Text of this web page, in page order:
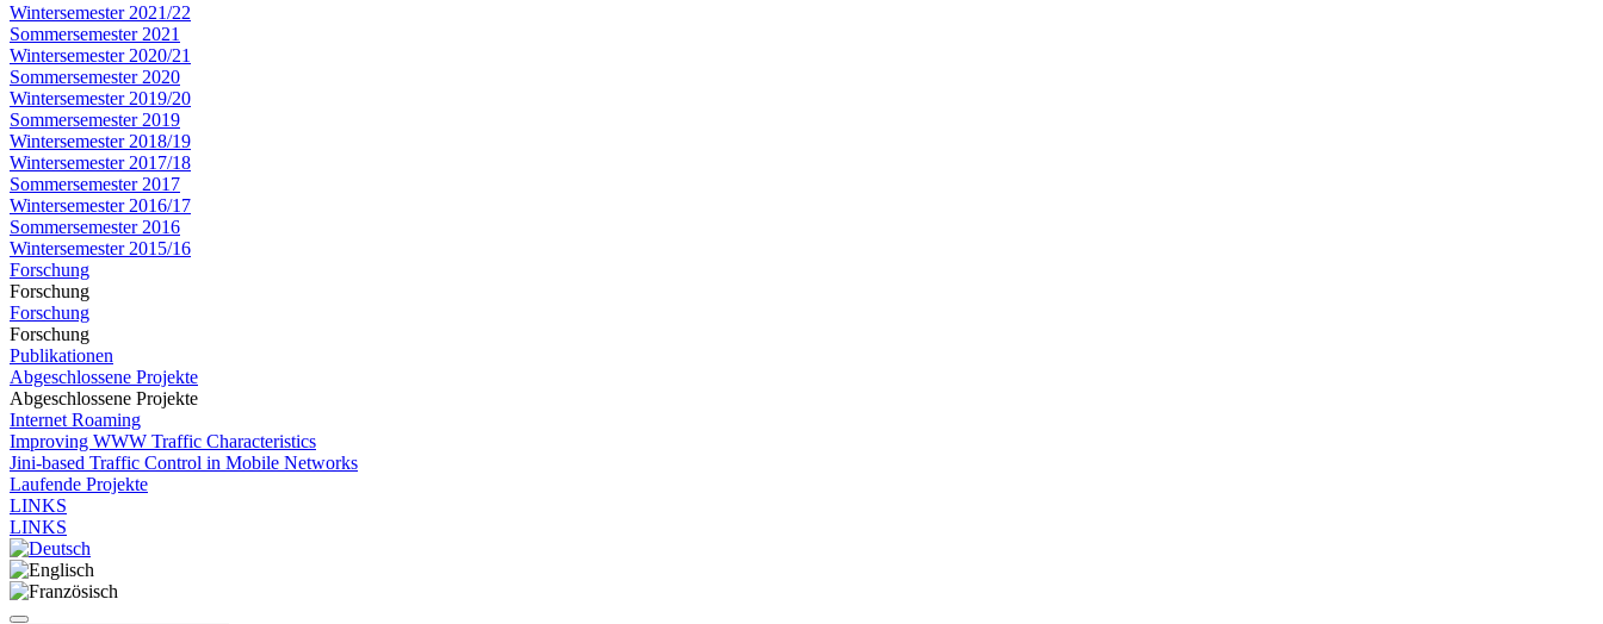
Wintersemester 2021/22
Sommersemester 2021
Wintersemester 2020/21
Sommersemester 2020
Wintersemester 2019/20
Sommersemester 2019
Wintersemester 2018/19
Wintersemester 2017/18
Sommersemester 2017
Wintersemester 2016/17
Sommersemester 2016
Wintersemester 2015/16
Forschung
Forschung
Forschung
Forschung
Publikationen
Abgeschlossene Projekte
Abgeschlossene Projekte
Internet Roaming
Improving WWW Traffic Characteristics
Jini-based Traffic Control in Mobile Networks
Laufende Projekte
LINKS
LINKS